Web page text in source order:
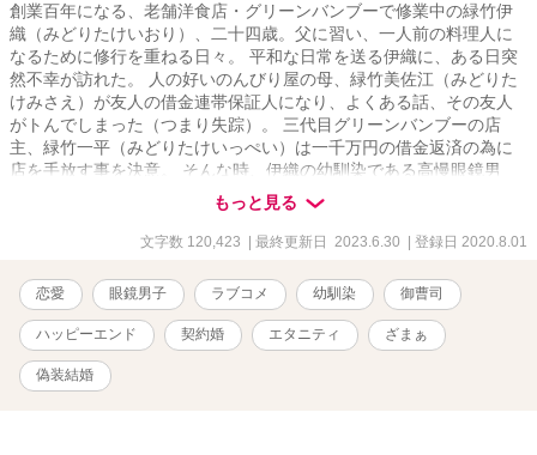
創業百年になる、老舗洋食店・グリーンバンブーで修業中の緑竹伊
織（みどりたけいおり）、二十四歳。父に習い、一人前の料理人に
なるために修行を重ねる日々。 平和な日常を送る伊織に、ある日突
然不幸が訪れた。 人の好いのんびり屋の母、緑竹美佐江（みどりた
けみさえ）が友人の借金連帯保証人になり、よくある話、その友人
がトんでしまった（つまり失踪）。 三代目グリーンバンブーの店
主、緑竹一平（みどりたけいっぺい）は一千万円の借金返済の為に
店を手放す事を決意。 そんな時、伊織の幼馴染である高慢眼鏡男
――三成一矢（みつなりいちや）が現れた。 「私が助けてやっても
いいぞ」 相変わらず偉そうな男！ 「ただし、条件がある」 幼馴染の
一矢は、上流階級のお坊ちゃま。本家（実家）が裕福なのは勿論の
への露出もあり、結婚したい男ランキングは有名人と肩を並べるほ
どで、今や飛ぶ鳥を落とす勢いの大成功者で時のスター。 「伊織、
私の専用になれ」 専用って何よ？ 「――つまり、嫁になれという事
だ。私と結婚すればいい。お前の借金は、私が肩代わりしてやる」
よ、嫁!? 結婚!? 話が急すぎて、ついて行けない！ 「安心しろ。
結婚と言っても、偽装だ。ぎ・そ・う。どうしようもなくモテる私
もっと見る
文字数 120,423 | 最終更新日 2023.6.30 | 登録日 2020.8.01
恋愛 眼鏡男子 ラブコメ 幼馴染 御曹司
ハッピーエンド 契約婚 エタニティ ざまぁ
偽装結婚